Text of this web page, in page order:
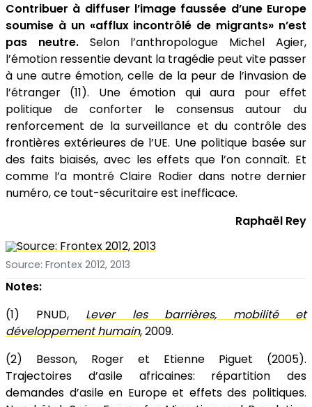
Contribuer à diffuser l’image faussée d’une Europe
soumise à un «afflux incontrôlé de migrants» n’est
pas neutre.Selon l’anthropologue Michel Agier,
l’émotion ressentie devant la tragédie peut vite passer
à une autre émotion, celle de la peur de l’invasion de
l’étranger (11). Une émotion qui aura pour effet
politique de conforter le consensus autour du
renforcement de la surveillance et du contrôle des
frontières extérieures de l’UE. Une politique basée sur
des faits biaisés, avec les effets que l’on connaît. Et
comme l’a montré Claire Rodier dans notre dernier
numéro, ce tout-sécuritaire est inefficace.
Raphaël Rey
Source: Frontex 2012, 2013
Notes:
(1) PNUD, Lever les barrières, mobilité et
développement humain, 2009.
(2) Besson, Roger et Etienne Piguet (2005).
Trajectoires d’asile africaines: répartition des
demandes d’asile en Europe et effets des politiques.